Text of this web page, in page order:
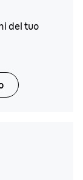
del tuo